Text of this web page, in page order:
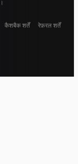
कैशबैक शर्तें रेफ़रल शर्तें
थीम (लाइट के लिए क्लिक